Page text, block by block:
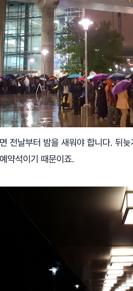
전날부터 밤을 새워야 합니다. 뒤
약석이기 때문이죠.